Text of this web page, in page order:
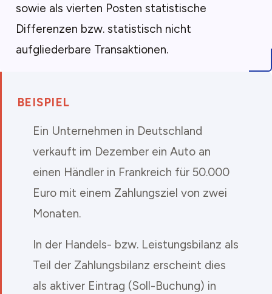
sowie als vierten Posten statistische
Differenzen bzw. statistisch nicht
aufgliederbare Transaktionen.
BEISPIEL
Ein Unternehmen in Deutschland
verkauft im Dezember ein Auto an
einen Händler in Frankreich für 50.000
Euro mit einem Zahlungsziel von zwei
Monaten.
In der Handels- bzw. Leistungsbilanz als
Teil der Zahlungsbilanz erscheint dies
als aktiver Eintrag (Soll-Buchung) in